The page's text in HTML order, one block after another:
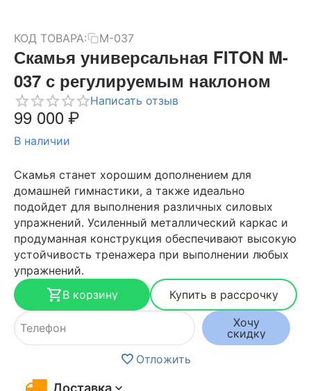
КОД ТОВАРА: M-037
Скамья универсальная FITON M-
037 с регулируемым наклоном
Написать отзыв
99 000₽
В наличии
Скамья станет хорошим дополнением для
домашней гимнастики, а также идеально
подойдет для выполнения различных силовых
упражнений. Усиленный металлический каркас и
продуманная конструкция обеспечивают высокую
устойчивость тренажера при выполнении любых
упражнений.
В корзину
Купить в рассрочку
Хочу
скидку
Отложить
Доставка